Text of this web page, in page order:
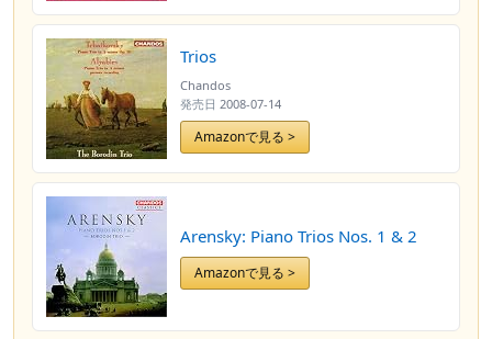
Trios
Chandos
発売日 2008-07-14
Amazonで見る >
Arensky: Piano Trios Nos. 1 & 2
Amazonで見る >